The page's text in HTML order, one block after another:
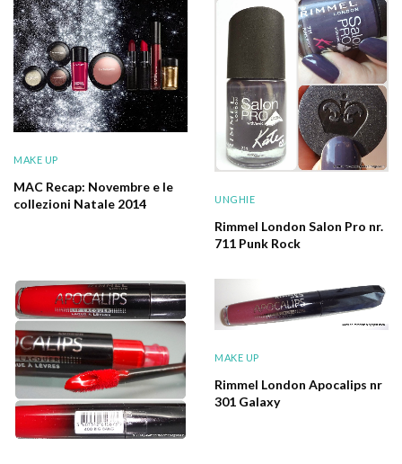
MAKE UP
MAC Recap: Novembre e le
collezioni Natale 2014
UNGHIE
Rimmel London Salon Pro nr.
711 Punk Rock
MAKE UP
Rimmel London Apocalips nr
301 Galaxy